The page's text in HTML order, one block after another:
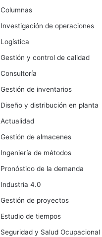
Columnas
Investigación de operaciones
Logística
Gestión y control de calidad
Consultoría
Gestión de inventarios
Diseño y distribución en planta
Actualidad
Gestión de almacenes
Ingeniería de métodos
Pronóstico de la demanda
Industria 4.0
Gestión de proyectos
Estudio de tiempos
Seguridad y Salud Ocupacional